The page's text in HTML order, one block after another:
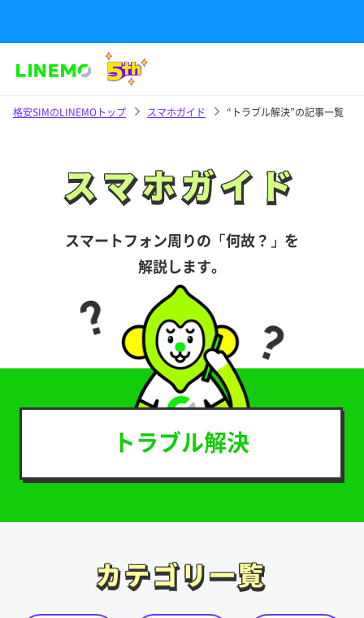
格安SIMのLINEMOトップ スマホガイド “トラブル解決”の記事一覧
スマホガイド
スマホガイド
スマートフォン周りの「何故？」を
解説します。
トラブル解決
カテゴリ一覧
カテゴリ一覧